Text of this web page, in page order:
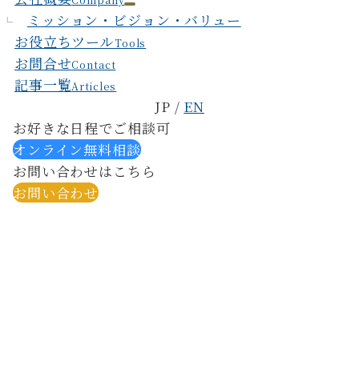
ミッション・ビジョン・バリュー
お役立ちツールTools
お問合せContact
記事一覧Articles
JP / EN
お好きな日程でご相談可
オンライン無料相談
お問い合わせはこちら
お問い合わせ